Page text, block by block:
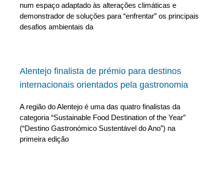
num espaço adaptado às alterações climáticas e
demonstrador de soluções para “enfrentar” os principais
desafios ambientais da
Alentejo finalista de prémio para destinos
internacionais orientados pela gastronomia
A região do Alentejo é uma das quatro finalistas da
categoria “Sustainable Food Destination of the Year”
(“Destino Gastronómico Sustentável do Ano”) na
primeira edição